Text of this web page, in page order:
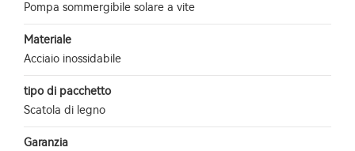
Pompa sommergibile solare a vite
Materiale
Acciaio inossidabile
tipo di pacchetto
Scatola di legno
Garanzia